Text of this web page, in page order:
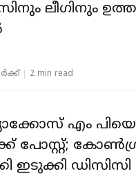
ലീഗിനും
2 min read
എം
പോസ്റ്റ്;
ഇടുക്കി ഡിസിസി